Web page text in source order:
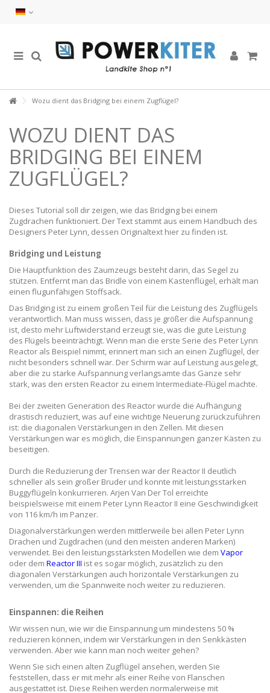
Wozu dient das Bridging bei einem Zugflügel?
WOZU DIENT DAS
BRIDGING BEI EINEM
ZUGFLÜGEL?
Dieses Tutorial soll dir zeigen, wie das Bridging bei einem
Zugdrachen funktioniert. Der Text stammt aus einem Handbuch des
Designers Peter Lynn, dessen Originaltext hier zu finden ist.
Bridging und Leistung
Die Hauptfunktion des Zaumzeugs besteht darin, das Segel zu
stützen. Entfernt man das Bridle von einem Kastenflügel, erhält man
einen flugunfähigen Stoffsack.
Das Bridging ist zu einem großen Teil für die Leistung des Zugflügels
verantwortlich. Man muss wissen, dass je größer die Aufspannung
ist, desto mehr Luftwiderstand erzeugt sie, was die gute Leistung
des Flügels beeinträchtigt. Wenn man die erste Serie des Peter Lynn
Reactor als Beispiel nimmt, erinnert man sich an einen Zugflügel, der
nicht besonders schnell war. Der Schirm war auf Leistung ausgelegt,
aber die zu starke Aufspannung verlangsamte das Ganze sehr
stark, was den ersten Reactor zu einem Intermediate-Flügel machte.
Bei der zweiten Generation des Reactor wurde die Aufhängung
drastisch reduziert, was auf eine wichtige Neuerung zurückzuführen
ist: die diagonalen Verstärkungen in den Zellen. Mit diesen
Verstärkungen war es möglich, die Einspannungen ganzer Kästen zu
beseitigen.
Durch die Reduzierung der Trensen war der Reactor II deutlich
schneller als sein großer Bruder und konnte mit leistungsstarken
Buggyflügeln konkurrieren. Arjen Van Der Tol erreichte
beispielsweise mit einem Peter Lynn Reactor II eine Geschwindigkeit
von 116 km/h im Panzer.
Diagonalverstärkungen werden mittlerweile bei allen Peter Lynn
Drachen und Zugdrachen (und den meisten anderen Marken)
verwendet. Bei den leistungsstärksten Modellen wie dem Vapor
oder dem Reactor III ist es sogar möglich, zusätzlich zu den
diagonalen Verstärkungen auch horizontale Verstärkungen zu
verwenden, um die Spannweite noch weiter zu reduzieren.
Einspannen: die Reihen
Wir wissen nun, wie wir die Einspannung um mindestens 50 %
reduzieren können, indem wir Verstärkungen in den Senkkästen
verwenden. Aber wie kann man noch weiter gehen?
Wenn Sie sich einen alten Zugflügel ansehen, werden Sie
feststellen, dass er mit mehr als einer Reihe von Flanschen
ausgestattet ist. Diese Reihen werden normalerweise mit